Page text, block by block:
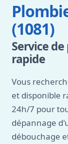
(1081)
Service
rapide
Vous
et disponible
24h/7 pour
dépannage
débouchage